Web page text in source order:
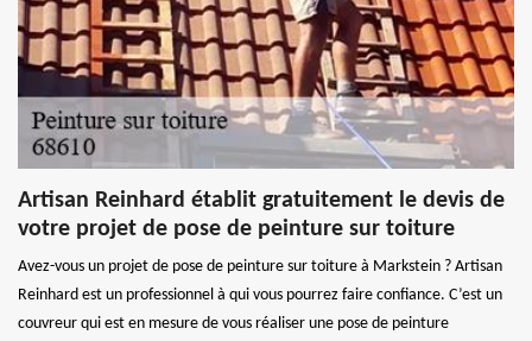
Artisan Reinhard établit gratuitement le devis de
votre projet de pose de peinture sur toiture
Avez-vous un projet de pose de peinture sur toiture à Markstein ? Artisan
Reinhard est un professionnel à qui vous pourrez faire confiance. C’est un
couvreur qui est en mesure de vous réaliser une pose de peinture